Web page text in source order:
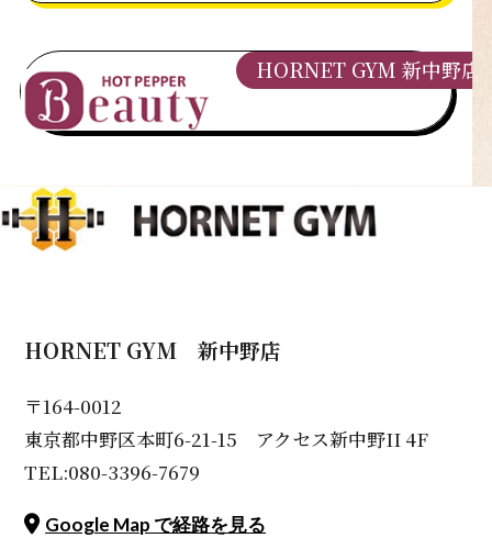
HORNET GYM 新中野店
HORNET GYM 新中野店
〒164-0012
東京都中野区本町6-21-15 アクセス新中野II 4F
TEL:080-3396-7679
Google Map で経路を見る